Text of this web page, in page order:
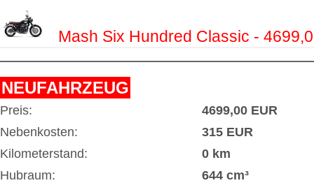
Mash Six Hundred Classic -
NEUFAHRZEUG
Preis:
4699,00 EUR
Nebenkosten:
315 EUR
Kilometerstand:
0 km
Hubraum:
644 cm³